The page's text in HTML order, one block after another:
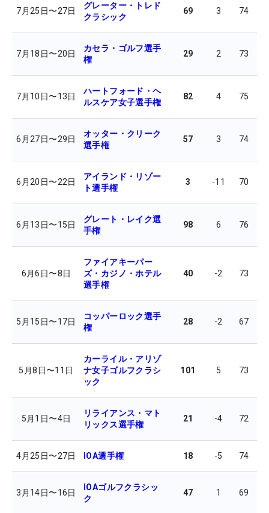
7月25日〜27日
グレーター・トレド
クラシック
69 3 74
7月18日〜20日
カセラ・ゴルフ選手
権
29 2 73
7月10日〜13日
ハートフォード・ヘ
ルスケア女子選手権
82 4 75
6月27日〜29日
オッター・クリーク
選手権
57 3 74
6月20日〜22日
アイランド・リゾー
ト選手権
3 -11 70
6月13日〜15日
グレート・レイク選
手権
98 6 76
6月6日〜8日
ファイアキーパー
ズ・カジノ・ホテル
選手権
40 -2 73
5月15日〜17日
コッパーロック選手
権
28 -2 67
5月8日〜11日
カーライル・アリゾ
ナ女子ゴルフクラシ
ック
101 5 73
5月1日〜4日
リライアンス・マト
リックス選手権
21 -4 72
4月25日〜27日 IOA選手権 18 -5 74
3月14日〜16日
IOAゴルフクラシッ
ク
47 1 69